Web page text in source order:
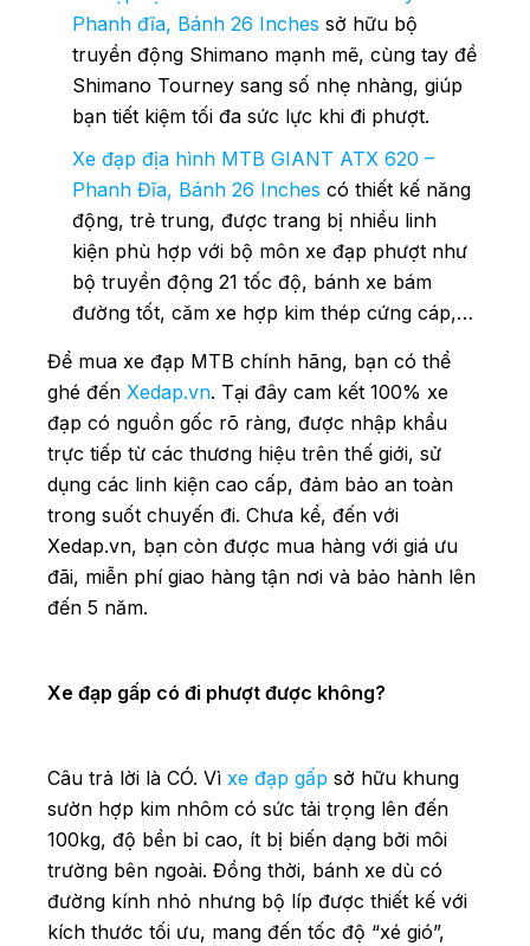
Phanh đĩa, Bánh 26 Inches sở hữu bộ
truyền động Shimano mạnh mẽ, cùng tay đề
Shimano Tourney sang số nhẹ nhàng, giúp
bạn tiết kiệm tối đa sức lực khi đi phượt.
Xe đạp địa hình MTB GIANT ATX 620 –
Phanh Đĩa, Bánh 26 Inches có thiết kế năng
động, trẻ trung, được trang bị nhiều linh
kiện phù hợp với bộ môn xe đạp phượt như
bộ truyền động 21 tốc độ, bánh xe bám
đường tốt, căm xe hợp kim thép cứng cáp,…
Để mua xe đạp MTB chính hãng, bạn có thể
ghé đến Xedap.vn. Tại đây cam kết 100% xe
đạp có nguồn gốc rõ ràng, được nhập khẩu
trực tiếp từ các thương hiệu trên thế giới, sử
dụng các linh kiện cao cấp, đảm bảo an toàn
trong suốt chuyến đi. Chưa kể, đến với
Xedap.vn, bạn còn được mua hàng với giá ưu
đãi, miễn phí giao hàng tận nơi và bảo hành lên
đến 5 năm.
Xe đạp gấp có đi phượt được không?
Câu trả lời là CÓ. Vì xe đạp gấp sở hữu khung
sườn hợp kim nhôm có sức tải trọng lên đến
100kg, độ bền bỉ cao, ít bị biến dạng bởi môi
trường bên ngoài. Đồng thời, bánh xe dù có
đường kính nhỏ nhưng bộ líp được thiết kế với
kích thước tối ưu, mang đến tốc độ “xé gió”,